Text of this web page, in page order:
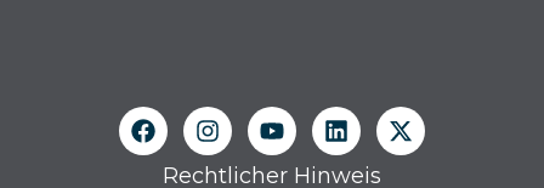
Rechtlicher Hinweis